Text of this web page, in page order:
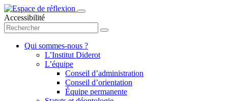
Accessibilité
Qui sommes-nous ?
L’Institut Diderot
L’équipe
Conseil d’administration
Conseil d’orientation
Équipe permanente